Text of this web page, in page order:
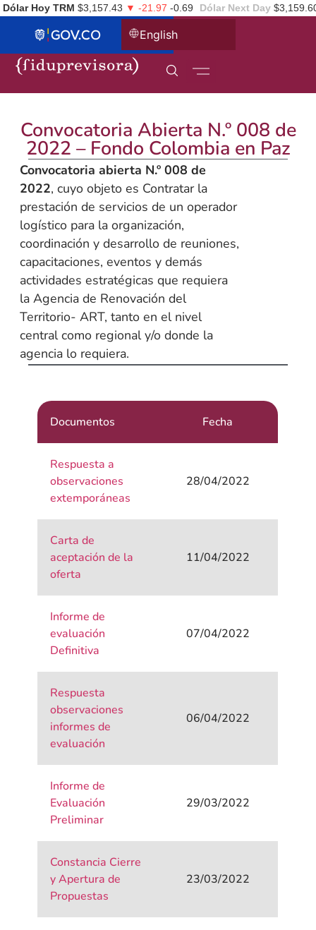
Dólar Hoy TRM $3,157.43 ▼ -21.97 -0.69 Dólar Next Day
English
Convocatoria Abierta N.º 008 de
2022 – Fondo Colombia en Paz
Convocatoria abierta N.º 008 de
2022, cuyo objeto es Contratar la
prestación de servicios de un operador
logístico para la organización,
coordinación y desarrollo de reuniones,
capacitaciones, eventos y demás
actividades estratégicas que requiera
la Agencia de Renovación del
Territorio- ART, tanto en el nivel
central como regional y/o donde la
agencia lo requiera.
Documentos Fecha
Respuesta a
observaciones
extemporáneas
28/04/2022
Carta de
aceptación de la
oferta
11/04/2022
Informe de
evaluación
Definitiva
07/04/2022
Respuesta
observaciones
informes de
evaluación
06/04/2022
Informe de
Evaluación
Preliminar
29/03/2022
Constancia Cierre
y Apertura de
Propuestas
23/03/2022